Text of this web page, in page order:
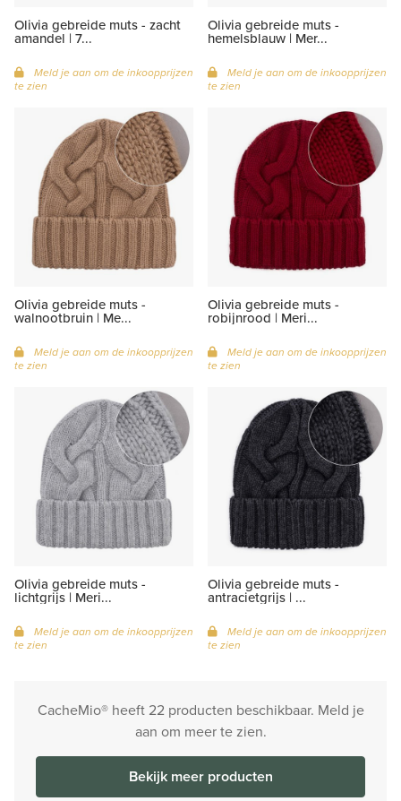
Olivia gebreide muts - zacht
amandel | 7...
Meld je aan om de inkoopprijzen
te zien
Olivia gebreide muts -
hemelsblauw | Mer...
Meld je aan om de inkoopprijzen
te zien
Olivia gebreide muts -
walnootbruin | Me...
Meld je aan om de inkoopprijzen
te zien
Olivia gebreide muts -
robijnrood | Meri...
Meld je aan om de inkoopprijzen
te zien
Olivia gebreide muts -
lichtgrijs | Meri...
Meld je aan om de inkoopprijzen
te zien
Olivia gebreide muts -
antracietgrijs | ...
Meld je aan om de inkoopprijzen
te zien
CacheMio® heeft 22 producten beschikbaar. Meld je
aan om meer te zien.
Bekijk meer producten